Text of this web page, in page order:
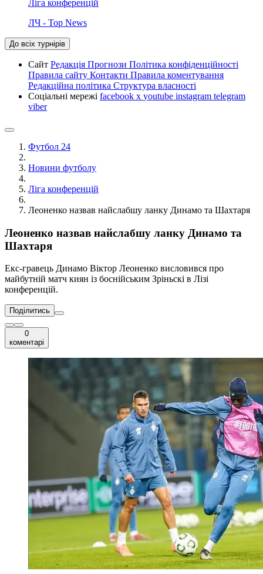
Ліга конференцій
ЛЧ - Top News
До всіх турнірів
Сайт Редакція Прогнози Політика конфіденційності
Правила сайту Контакти Правила коментування
Редакційна політика Структура власності
Соціальні мережі facebook x youtube instagram telegram
viber
Футбол 24
Новини футболу
Ліга конференцій
Леоненко назвав найслабшу ланку Динамо та Шахтаря
Леоненко назвав найслабшу ланку Динамо та
Шахтаря
Екс-гравець Динамо Віктор Леоненко висловився про
майбутній матч киян із боснійським Зріньскі в Лізі
конференцій.
Поділитись
0
коментарі